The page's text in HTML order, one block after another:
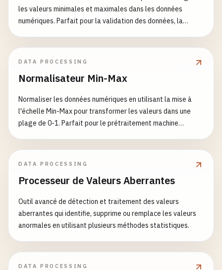
les valeurs minimales et maximales dans les données
numériques. Parfait pour la validation des données, la
DATA PROCESSING
Normalisateur Min-Max
Normaliser les données numériques en utilisant la mise à
l'échelle Min-Max pour transformer les valeurs dans une
plage de 0-1. Parfait pour le prétraitement machine
DATA PROCESSING
Processeur de Valeurs Aberrantes
Outil avancé de détection et traitement des valeurs
aberrantes qui identifie, supprime ou remplace les valeurs
anormales en utilisant plusieurs méthodes statistiques.
DATA PROCESSING